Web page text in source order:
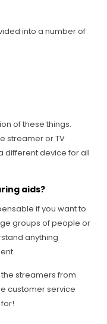
into a number of
of these things.
streamer or TV
different device for all
aids?
if you want to
groups of people or
anything
streamers from
customer service